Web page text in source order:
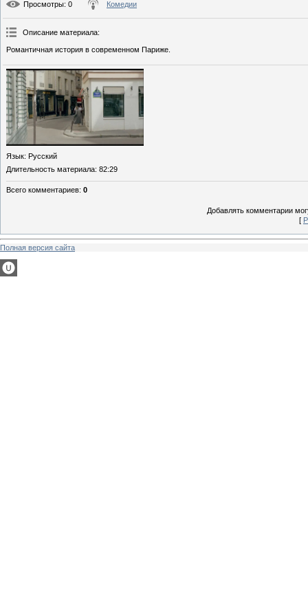
Просмотры: 0 Комедии
Описание материала:
Романтичная история в современном Париже.
Язык: Русский
Длительность материала: 82:29
Всего комментариев: 0
Добавлять комментарии
[
Полная версия сайта